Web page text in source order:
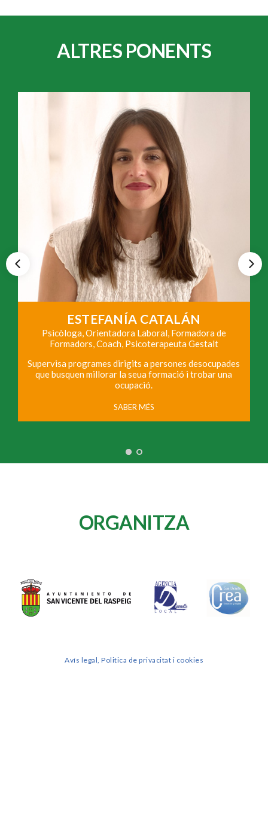
ALTRES PONENTS
ESTEFANÍA CATALÁN
Psicòloga, Orientadora Laboral, Formadora de
Formadors, Coach, Psicoterapeuta Gestalt
Supervisa programes dirigits a persones desocupades
que busquen millorar la seua formació i trobar una
ocupació.
SABER MÉS
ORGANITZA
Avís legal, Politica de privacitat i cookies